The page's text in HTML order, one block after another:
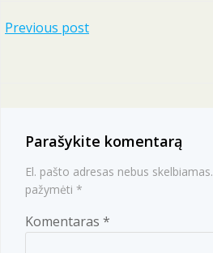
Navigacija
Previous post
įrašų
Parašykite komentarą
El. pašto adresas nebus skelbiamas.
pažymėti *
Komentaras *